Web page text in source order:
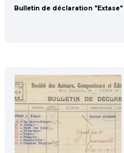
Bulletin de déclaration "Extase"